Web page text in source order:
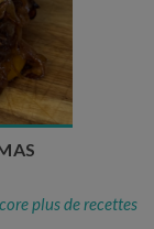
plus de recettes